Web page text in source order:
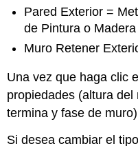
Pared Exterior =
de Pintura o
Muro Retener
Una vez que haga clic
propiedades (altura
termina y fase de
Si desea cambiar el